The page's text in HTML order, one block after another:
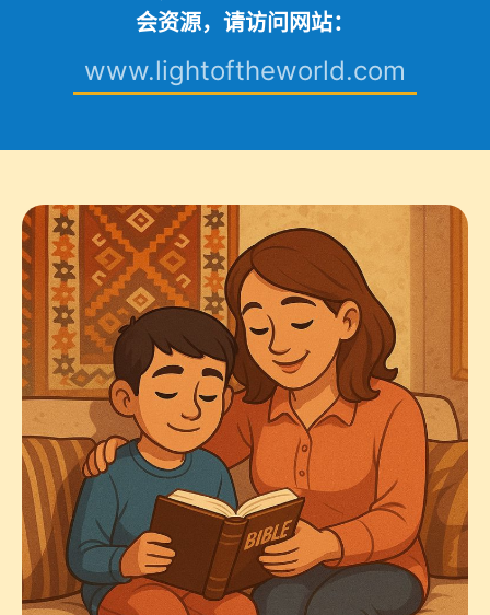
会资源，请访问网站：
www.lightoftheworld.com